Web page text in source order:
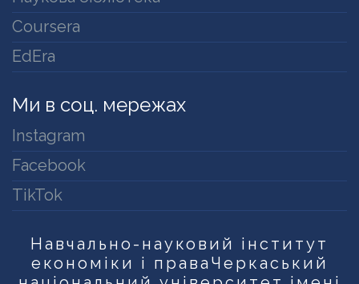
Coursera
EdEra
Ми в соц. мережах
Instagram
Facebook
TikTok
Навчально-науковий інститут
економіки і права Черкаський